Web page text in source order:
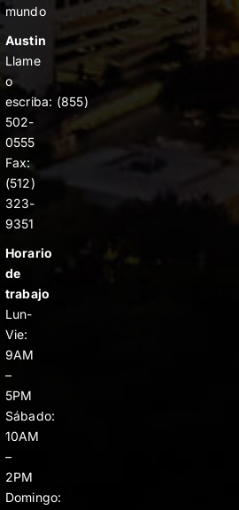
mundo
Austin
Llame
o
escriba: (855)
502-
0555
Fax:
(512)
323-
9351
Horario
de
trabajo
Lun-
Vie:
9AM
–
5PM
Sábado:
10AM
–
2PM
Domingo: